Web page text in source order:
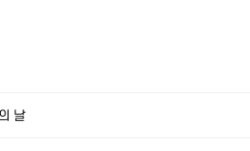
날